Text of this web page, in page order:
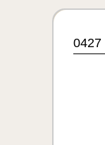
0427